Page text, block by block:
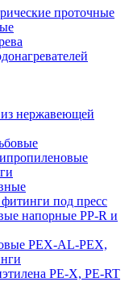
проточные
нержавеющей
под пресс
напорные PP-R и
PEX-AL-PEX,
PE-X, PE-RT